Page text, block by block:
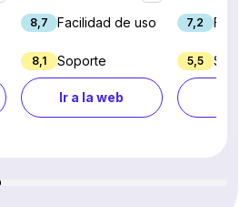
8,7 Facilidad de uso
8,1 Soporte
Ir a la web
7,2
5,5